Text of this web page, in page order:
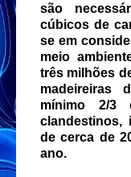
são
cúbicos de
se em
meio
três milhões
madeireiras
mínimo 2/3
clandestinos,
de cerca de
ano.